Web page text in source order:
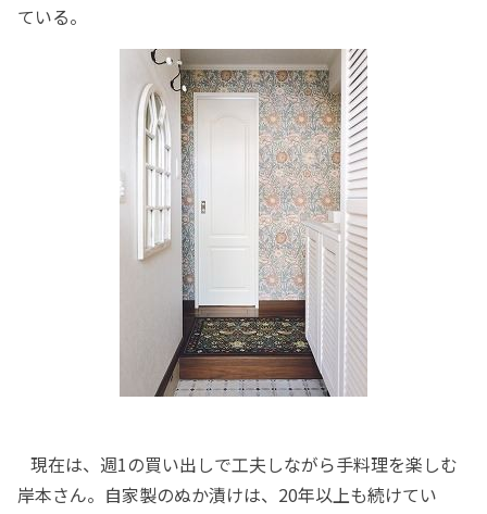
ている。
現在は、週1の買い出しで工夫しながら手料理を楽しむ
岸本さん。自家製のぬか漬けは、20年以上も続けてい